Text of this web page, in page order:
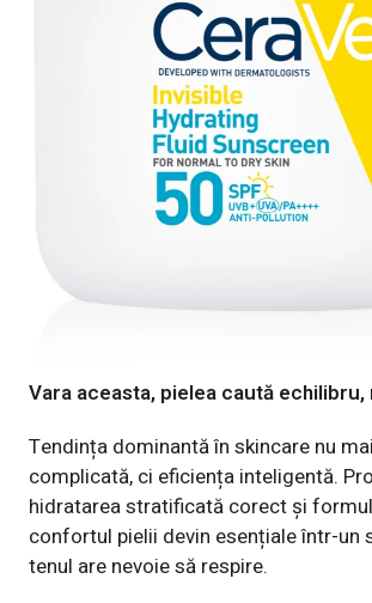
Vara aceasta, pielea caută echilibru,
Tendința dominantă în skincare nu
complicată, ci eficiența inteligentă.
hidratarea stratificată corect și
confortul pielii devin esențiale într-un
tenul are nevoie să respire.